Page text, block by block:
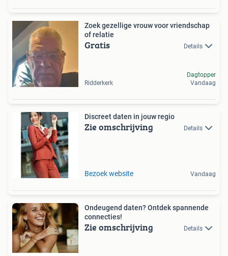
Zoek gezellige vrouw voor vriendschap
of relatie
Gratis Details
Ridderkerk
Dagtopper
Vandaag
Discreet daten in jouw regio
Zie omschrijving Details
Bezoek website Vandaag
Ondeugend daten? Ontdek spannende
connecties!
Zie omschrijving Details